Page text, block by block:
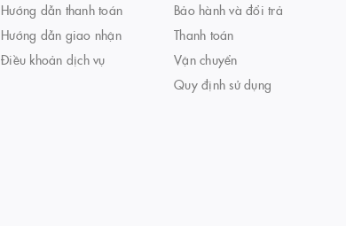
Hướng dẫn thanh toán
Hướng dẫn giao nhận
Điều khoản dịch vụ
Bảo hành và đổi trả
Thanh toán
Vận chuyển
Quy định sử dụng